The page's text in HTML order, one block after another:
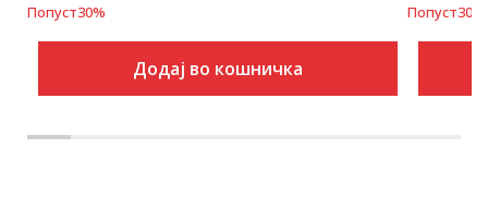
Попуст30%
Додај во кошничка
Попуст30